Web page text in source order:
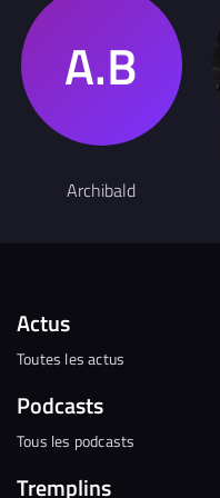
Archibald
Actus
Toutes les actus
Podcasts
Tous les podcasts
Tremplins